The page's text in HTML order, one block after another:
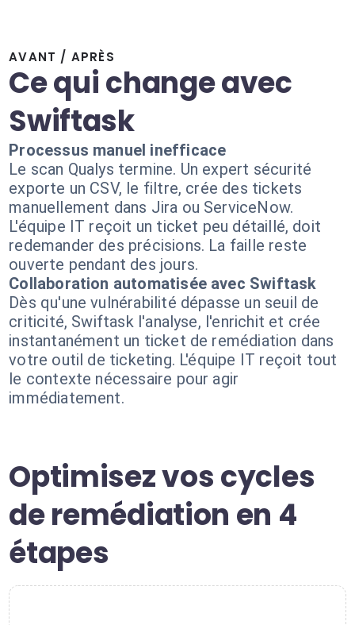
AVANT / APRÈS
Ce qui change avec
Swiftask
Processus manuel inefficace
Le scan Qualys termine. Un expert sécurité
exporte un CSV, le filtre, crée des tickets
manuellement dans Jira ou ServiceNow.
L'équipe IT reçoit un ticket peu détaillé, doit
redemander des précisions. La faille reste
ouverte pendant des jours.
Collaboration automatisée avec Swiftask
Dès qu'une vulnérabilité dépasse un seuil de
criticité, Swiftask l'analyse, l'enrichit et crée
instantanément un ticket de remédiation dans
votre outil de ticketing. L'équipe IT reçoit tout
le contexte nécessaire pour agir
immédiatement.
Optimisez vos cycles
de remédiation en 4
étapes